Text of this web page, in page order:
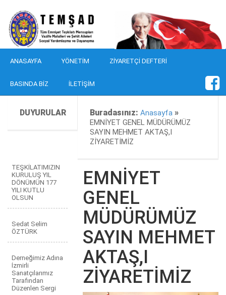
ANASAYFA YÖNETIM ZIYARETÇI DEFTERI
BASINDA BIZ İLETIŞIM
DUYURULAR Buradasınız:Anasayfa »
EMNİYET GENEL MÜDÜRÜMÜZ
SAYIN MEHMET AKTAŞ,I
ZİYARETİMİZ
TEŞKİLATIMIZIN
KURULUŞ YIL
DÖNÜMÜN 177
YILI KUTLU
OLSUN
Sedat Selim
ÖZTÜRK
Derneğimiz Adına
İzmirli
Sanatçılarımız
Tarafından
Düzenlen Sergi
EMNİYET
GENEL
MÜDÜRÜMÜZ
SAYIN MEHMET
AKTAŞ,I
ZİYARETİMİZ